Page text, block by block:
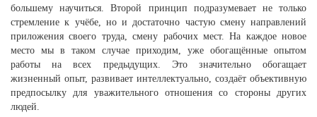
большему научиться. Второй принцип подразумевает не только
стремление к учёбе, но и достаточно частую смену направлений
приложения своего труда, смену рабочих мест. На каждое новое
место мы в таком случае приходим, уже обогащённые опытом
работы на всех предыдущих. Это значительно обогащает
жизненный опыт, развивает интеллектуально, создаёт объективную
предпосылку для уважительного отношения со стороны других
людей.